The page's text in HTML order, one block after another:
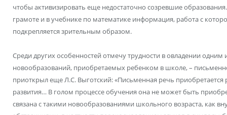
чтобы активизировать еще недостаточно созревшие
грамоте и в учебнике по математике информация, работа с
подкрепляется зрительным образом.
Среди других особенностей отмечу трудности в овладении
новообразований, приобретаемых ребенком в школе, –
приоткрыл еще Л.С. Выготский: «Письменная речь приобретается
развития… В голом процессе обучения она не может быть
связана с такими новообразованиями школьного возраста, как